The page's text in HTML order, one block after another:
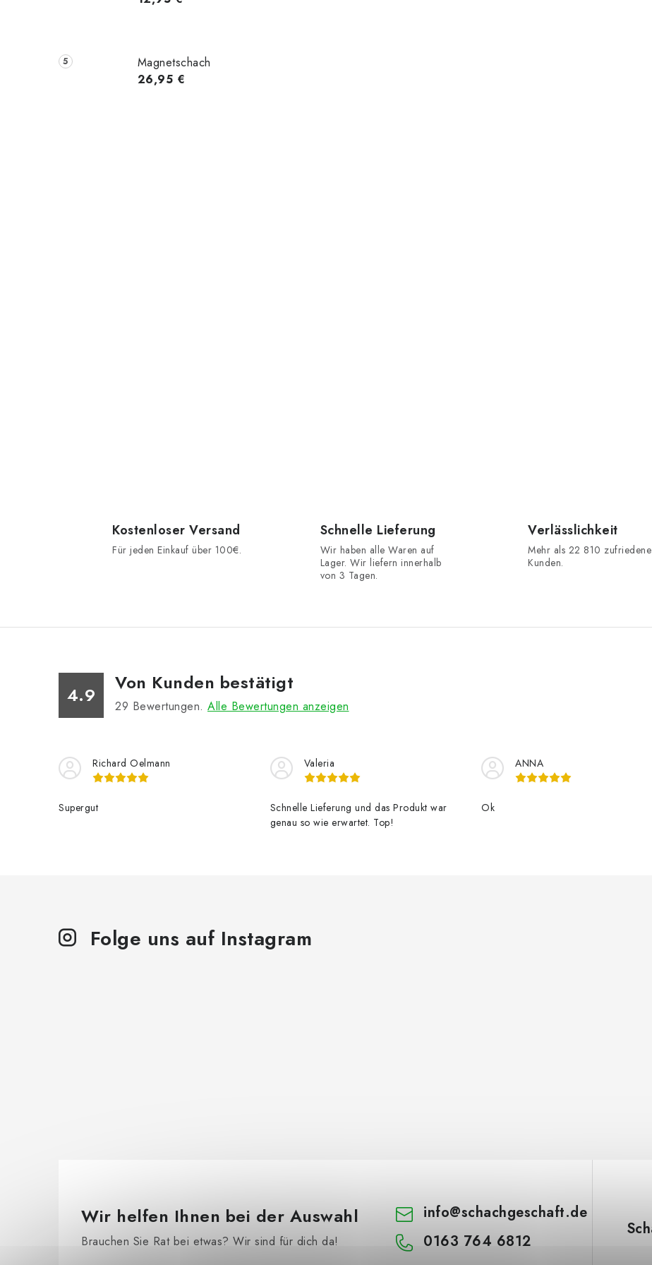
Magnetschach
26,95 €
Kostenloser Versand
Für jeden Einkauf über 100€.
Schnelle Lieferung
Wir haben alle Waren auf
Lager. Wir liefern innerhalb
von 3 Tagen.
Verlässlichkeit
Mehr als 22 810 zufriedene
Kunden.
4.9
Von Kunden bestätigt
29 Bewertungen. Alle Bewertungen anzeigen
Richard Oelmann
Supergut
Valeria
Schnelle Lieferung und das Produkt war
genau so wie erwartet. Top!
ANNA
Ok
Folge uns auf Instagram
Wir helfen Ihnen bei der Auswahl
Brauchen Sie Rat bei etwas? Wir sind für dich da!
info@schachgeschaft.de
0163 764 6812